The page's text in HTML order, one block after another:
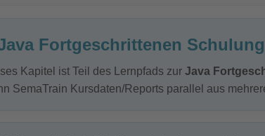
Fortgeschrittenen
Kapitel ist Teil des Lernpfads zur Java
SemaTrain Kursdaten/Reports parallel aus